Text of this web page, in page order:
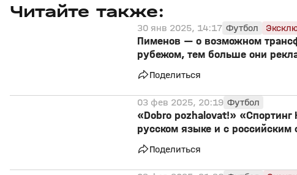
Читайте также:
30 янв 2025, 14:17 Футбол
Пименов — о возможном
рубежом, тем больше они
Поделиться
03 фев 2025, 20:19 Футбол
«Dobro pozhalovat!»
русском языке и с российским
Поделиться